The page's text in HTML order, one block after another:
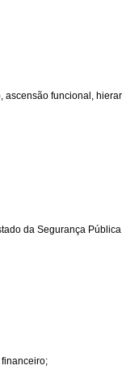
ascensão funcional,
da Segurança